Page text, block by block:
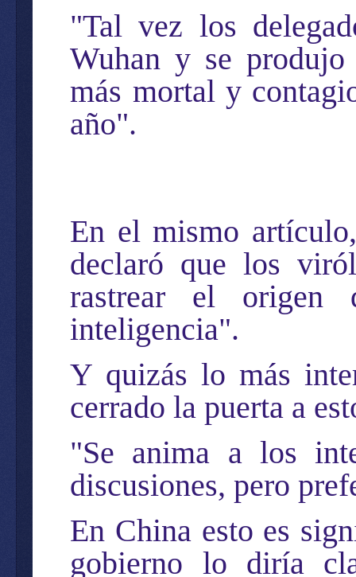
"Tal vez los
Wuhan y se
más mortal y
año".
En el mismo
declaró que los
rastrear el origen
inteligencia".
Y quizás lo más
cerrado la puerta a
"Se anima a los
discusiones, pero
En China esto es
gobierno lo diría